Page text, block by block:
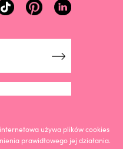
używa plików cookies
prawidłowego jej działania.